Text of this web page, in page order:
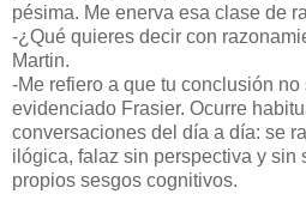
pésima. Me enerva esa clase de
-¿Qué quieres decir con
Martin.
-Me refiero a que tu conclusión
evidenciado Frasier. Ocurre
conversaciones del día a día: se
ilógica, falaz sin perspectiva y sin
propios sesgos cognitivos.